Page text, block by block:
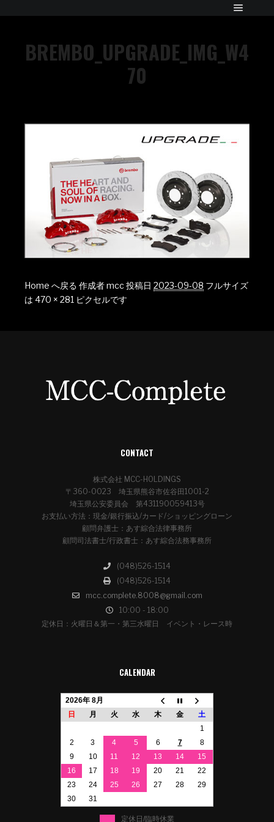
BREMBO_UPGRADE_IMG_W4
70
Home へ戻る 作成者mcc投稿日 2023-09-08 フルサイズ
は 470 × 281 ピクセルです
CONTACT
株式会社 MCC-HOLDINGS
〒360-0023 埼玉県熊谷市佐谷田1001-2
埼玉県公安委員会 第431190059413号
お支払い方法：現金/銀行振込/カード/ショッピングローン
顧問弁護士：あす綜合法律事務所
顧問司法書士/行政書士：あす綜合法務事務所
(048)526-1514
(048)526-1514
mcc.complete.8008@gmail.com
10:00 - 18:00
定休日：火曜日＆第一・第三水曜日 イベント・レース時
CALENDAR
2026年 8月
日
月 火 水 木 金
土
1
2
3 4 5 6 7
8
9
10 11 12 13 14
15
16
17 18 19 20 21
22
23
24 25 26 27 28
29
30
31
定休日/臨時休業